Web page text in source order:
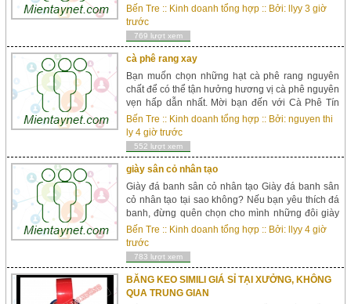
phải ai cũng biết sử dụng đúng cách để tinh dầu
có thể phát huy tốt công dụng của nó. Hương tinh
dầu nguy&ec...
Bến Tre :: Kinh doanh tổng hợp :: Bởi: llyy 3 giờ
trước
769 lượt xem
cà phê rang xay
Bạn muốn chọn những hạt cà phê rang nguyên
chất để có thể tận hưởng hương vị cà phê nguyên
vẹn hấp dẫn nhất. Mời bạn đến với Cà Phê Tín
Đức đơn vị chuyên chế biến, thu mua, xuất khẩu
cà phê Tây Nguyên uy tín...
Bến Tre :: Kinh doanh tổng hợp :: Bởi:nguyen thi
ly 4 giờ trước
552 lượt xem
giày sân cỏ nhân tạo
Giày đá banh sân cỏ nhân tạo Giày đá banh sân
cỏ nhân tạo tại sao không? Nếu bạn yêu thích đá
banh, đừng quên chọn cho mình những đôi giày
dành riêng cho sân cỏ nhân tạo. Để có được ...
Bến Tre :: Kinh doanh tổng hợp :: Bởi: llyy 4 giờ
trước
783 lượt xem
BĂNG KEO SIMILI GIÁ SỈ TẠI XƯỞNG, KHÔNG
QUA TRUNG GIAN